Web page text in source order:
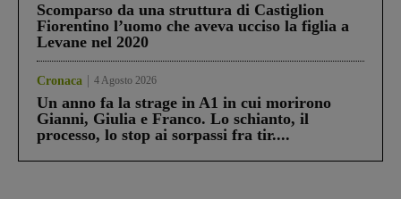
Scomparso da una struttura di Castiglion
Fiorentino l’uomo che aveva ucciso la figlia a
Levane nel 2020
Cronaca 4 Agosto 2026
Un anno fa la strage in A1 in cui morirono
Gianni, Giulia e Franco. Lo schianto, il
processo, lo stop ai sorpassi fra tir....